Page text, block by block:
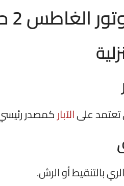
الغاطس 2 حصان
تعتمد علىالآباركمصدر
بالتنقيط أو الرش.